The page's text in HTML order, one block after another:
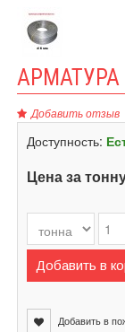
АРМАТУРА
Добавить отзыв
Доступность:
Цена за
Добавить в
Добавить в